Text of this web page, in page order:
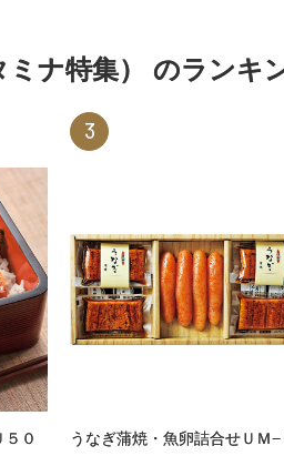
ミナ特集） のランキ
０
3
うなぎ蒲焼・魚卵詰合せＵＭ−